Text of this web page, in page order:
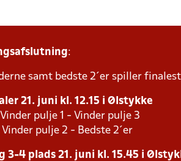
:
samt bedste 2´er spiller
21. juni kl. 12.15 i Ølstykke
Vinder pulje 1 - Vinder pulje 3
Vinder pulje 2 - Bedste 2´er
3-4 plads 21. juni kl. 15.45 i